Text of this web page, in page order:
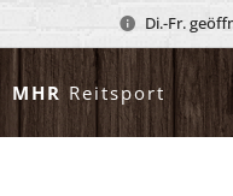
Di.-Fr.
MHR Reitsport